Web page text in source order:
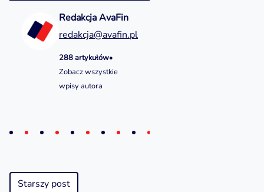
Redakcja AvaFin
redakcja@avafin.pl
288 artykułów•
Zobacz wszystkie
wpisy autora
Starszy post